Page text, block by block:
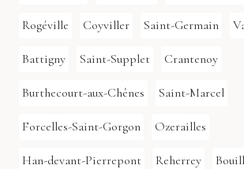
Rogéville Coyviller Saint-Germain
Battigny Saint-Supplet Crantenoy
Burthecourt-aux-Chênes Saint-Marcel
Forcelles-Saint-Gorgon Ozerailles
Han-devant-Pierrepont Reherrey